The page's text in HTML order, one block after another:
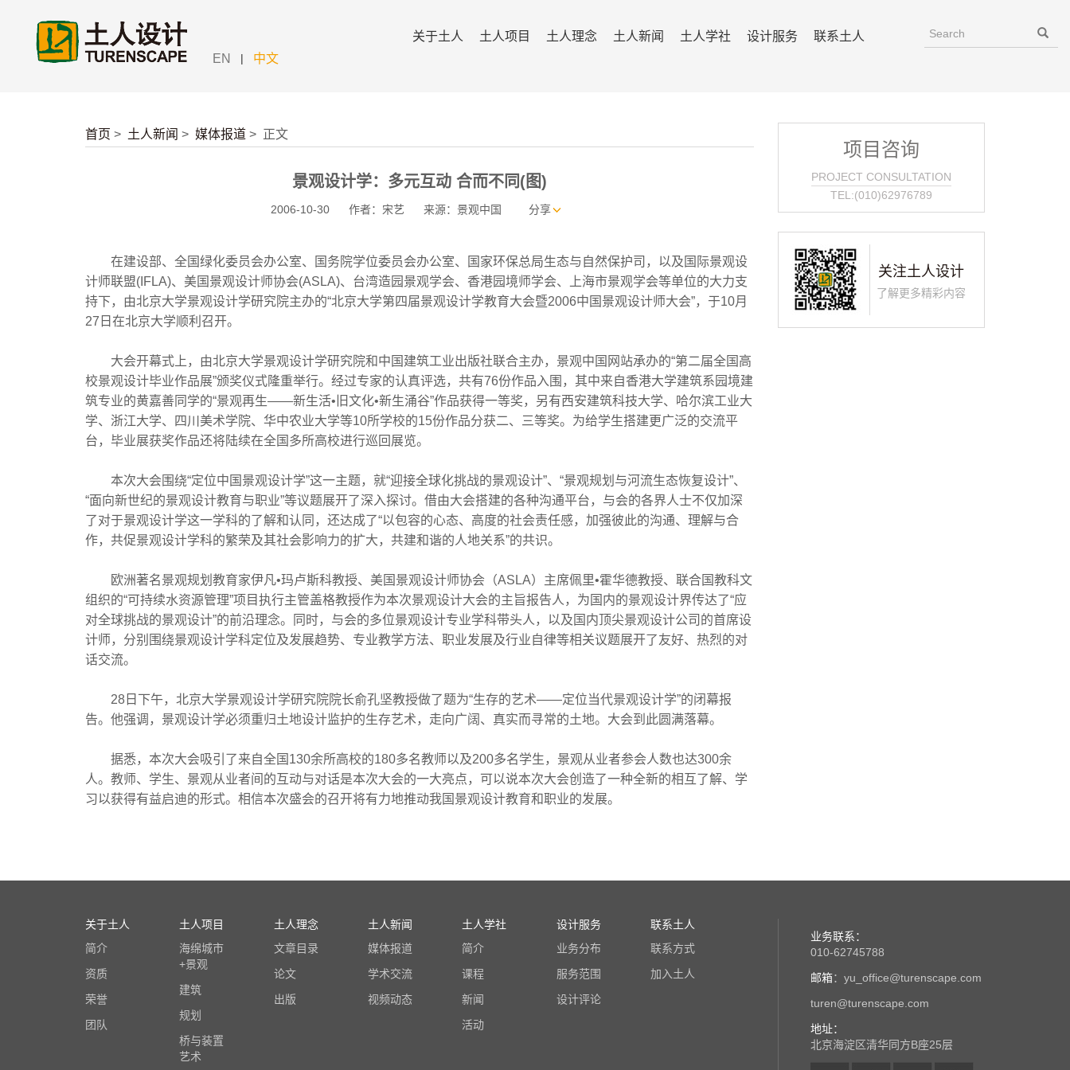
EN | 中文
关于土人 土人项目 土人理念 土人新闻 土人学社 设计服务 联系土人
首页 > 土人新闻 > 媒体报道 > 正文
景观设计学：多元互动 合而不同(图)
2006-10-30 作者：宋艺 来源：景观中国 分享
在建设部、全国绿化委员会办公室、国务院学位委员会办公室、国家环保总局生态与自然保护司，以及国际景观设
计师联盟(IFLA)、美国景观设计师协会(ASLA)、台湾造园景观学会、香港园境师学会、上海市景观学会等单位的大力支
持下，由北京大学景观设计学研究院主办的“北京大学第四届景观设计学教育大会暨2006中国景观设计师大会”，于10月
27日在北京大学顺利召开。
大会开幕式上，由北京大学景观设计学研究院和中国建筑工业出版社联合主办，景观中国网站承办的“第二届全国高
校景观设计毕业作品展”颁奖仪式隆重举行。经过专家的认真评选，共有76份作品入围，其中来自香港大学建筑系园境建
筑专业的黄嘉善同学的“景观再生——新生活•旧文化•新生涌谷”作品获得一等奖，另有西安建筑科技大学、哈尔滨工业大
学、浙江大学、四川美术学院、华中农业大学等10所学校的15份作品分获二、三等奖。为给学生搭建更广泛的交流平
台，毕业展获奖作品还将陆续在全国多所高校进行巡回展览。
本次大会围绕“定位中国景观设计学”这一主题，就“迎接全球化挑战的景观设计”、“景观规划与河流生态恢复设计”、
“面向新世纪的景观设计教育与职业”等议题展开了深入探讨。借由大会搭建的各种沟通平台，与会的各界人士不仅加深
了对于景观设计学这一学科的了解和认同，还达成了“以包容的心态、高度的社会责任感，加强彼此的沟通、理解与合
作，共促景观设计学科的繁荣及其社会影响力的扩大，共建和谐的人地关系”的共识。
欧洲著名景观规划教育家伊凡•玛卢斯科教授、美国景观设计师协会（ASLA）主席佩里•霍华德教授、联合国教科文
组织的“可持续水资源管理”项目执行主管盖格教授作为本次景观设计大会的主旨报告人，为国内的景观设计界传达了“应
对全球挑战的景观设计”的前沿理念。同时，与会的多位景观设计专业学科带头人，以及国内顶尖景观设计公司的首席设
计师，分别围绕景观设计学科定位及发展趋势、专业教学方法、职业发展及行业自律等相关议题展开了友好、热烈的对
话交流。
28日下午，北京大学景观设计学研究院院长俞孔坚教授做了题为“生存的艺术——定位当代景观设计学”的闭幕报
告。他强调，景观设计学必须重归土地设计监护的生存艺术，走向广阔、真实而寻常的土地。大会到此圆满落幕。
据悉，本次大会吸引了来自全国130余所高校的180多名教师以及200多名学生，景观从业者参会人数也达300余
人。教师、学生、景观从业者间的互动与对话是本次大会的一大亮点，可以说本次大会创造了一种全新的相互了解、学
习以获得有益启迪的形式。相信本次盛会的召开将有力地推动我国景观设计教育和职业的发展。
项目咨询
PROJECT CONSULTATION
TEL:(010)62976789
关注土人设计
了解更多精彩内容
业务联系：
010-62745788
邮箱：yu_office@turenscape.com
turen@turenscape.com
地址：
北京海淀区清华同方B座25层
关于土人
简介
资质
荣誉
团队
土人项目
海绵城市
+景观
建筑
规划
桥与装置
艺术
土人理念
文章目录
论文
出版
土人新闻
媒体报道
学术交流
视频动态
土人学社
简介
课程
新闻
活动
设计服务
业务分布
服务范围
设计评论
联系土人
联系方式
加入土人